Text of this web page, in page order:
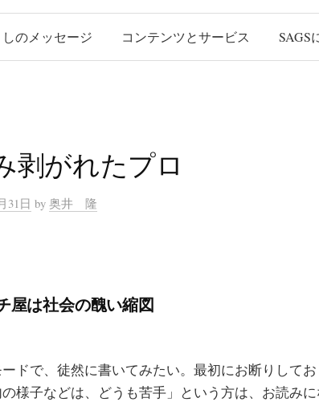
のメッセージ コンテンツとサービス SAGS
剥がれたプロ
31日 by 奥井 隆
屋は社会の醜い縮図
ドで、徒然に書いてみたい。最初にお断りして
様子などは、どうも苦手」という方は、お読み